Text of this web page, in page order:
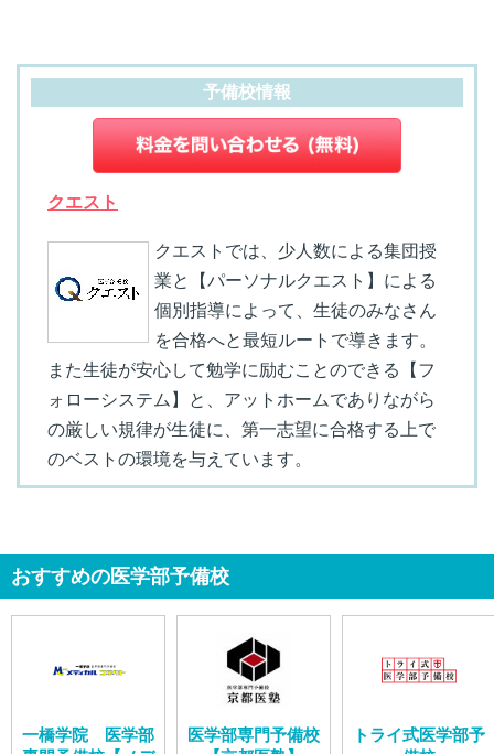
予備校情報
クエスト
クエストでは、少人数による集団授
業と【パーソナルクエスト】による
個別指導によって、生徒のみなさん
を合格へと最短ルートで導きます。
また生徒が安心して勉学に励むことのできる【フ
ォローシステム】と、アットホームでありながら
の厳しい規律が生徒に、第一志望に合格する上で
のベストの環境を与えています。
おすすめの医学部予備校
一橋学院 医学部
医学部専門予備校
トライ式医学部予